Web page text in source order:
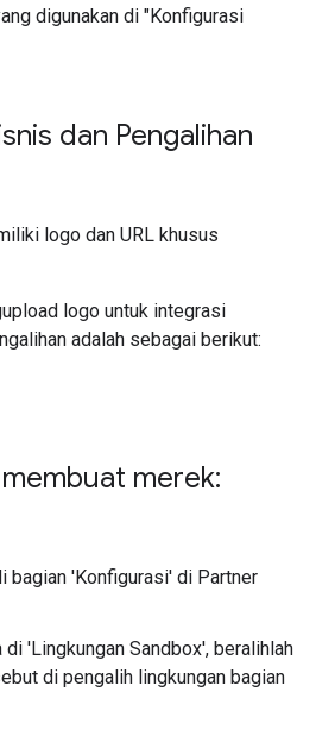
digunakan di "Konfigurasi
dan Pengalihan
logo dan URL khusus
logo untuk integrasi
adalah sebagai berikut:
merek:
bagian 'Konfigurasi' di Partner
'Lingkungan Sandbox', beralihlah
di pengalih lingkungan bagian